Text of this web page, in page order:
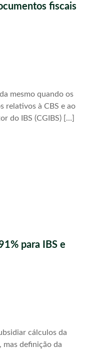
fiscais
mesmo quando os
relativos à CBS e ao
do IBS (CGIBS) […]
para IBS e
cálculos da
mas definição da